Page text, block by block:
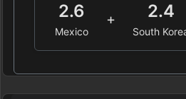
2.6
Mexico
+ 2.4
South